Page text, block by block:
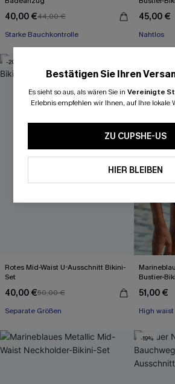
40,00 €44,00 €
Starke Bauchkontrolle
45,00 €
Nahtlos
-20%
Rotes Mid-Waist U-Ausschnitt Bikini-
Set
40,00 €50,00 €
Separate Größen
Bustier-
51,00 €
Mit Gratis-
High waist
-19%
Bestätigen Sie Ihren
Es sieht so aus, als wären Sie in Vereinigte
Erlebnis empfehlen wir Ihnen, auf Ihre lokale
ZU CUPSHE-US
HIER BLEIBEN